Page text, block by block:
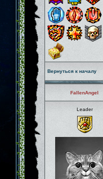
Вернуться к началу
FallenAngel
Leader